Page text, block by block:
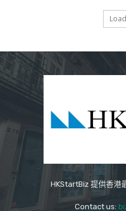
HKStartBiz 提供香港
Contact us: